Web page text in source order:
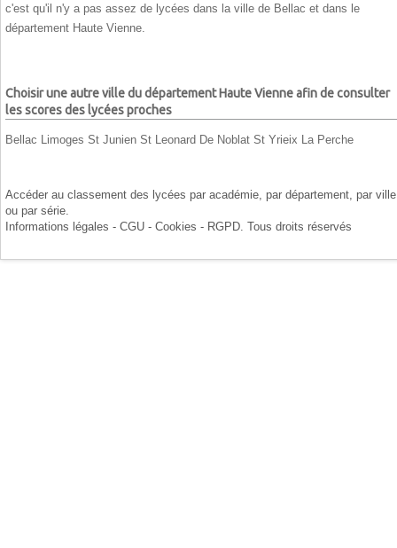
c'est qu'il n'y a pas assez de lycées dans la ville de Bellac et dans le
département Haute Vienne.
Choisir une autre ville du département Haute Vienne afin de consulter
les scores des lycées proches
Bellac Limoges St Junien St Leonard De Noblat St Yrieix La Perche
Accéder au classement des lycées par académie , par département , par ville
ou par série
Informations légales - CGU - Cookies - RGPD . Tous droits réservés